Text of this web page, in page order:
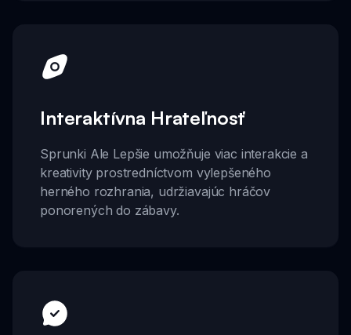
Interaktívna Hrateľnosť
Sprunki Ale Lepšie umožňuje viac interakcie a
kreativity prostredníctvom vylepšeného
herného rozhrania, udržiavajúc hráčov
ponorených do zábavy.